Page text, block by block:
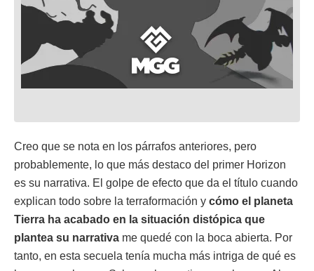
Creo que se nota en los párrafos anteriores, pero
probablemente, lo que más destaco del primer Horizon
es su narrativa. El golpe de efecto que da el título cuando
explican todo sobre la terraformación y cómo el planeta
Tierra ha acabado en la situación distópica que
plantea su narrativa me quedé con la boca abierta. Por
tanto, en esta secuela tenía mucha más intriga de qué es